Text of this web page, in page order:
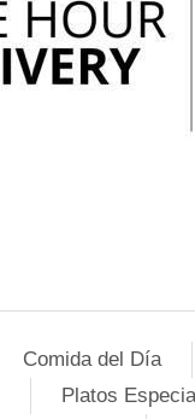
Comida del Día
Platos